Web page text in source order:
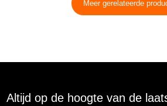
Meer gerelateerde
Altijd op de hoogte van de